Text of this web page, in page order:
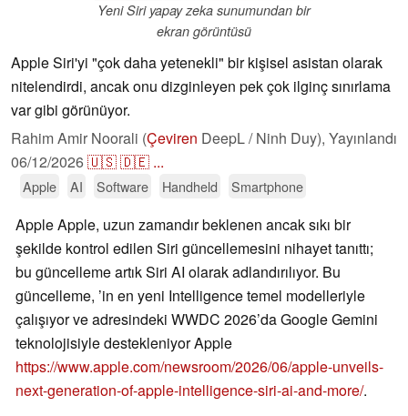
Yeni Siri yapay zeka sunumundan bir
ekran görüntüsü
Apple Siri'yi "çok daha yetenekli" bir kişisel asistan olarak
nitelendirdi, ancak onu dizginleyen pek çok ilginç sınırlama
var gibi görünüyor.
Rahim Amir Noorali (Çeviren DeepL / Ninh Duy), Yayınlandı
06/12/2026🇺🇸🇩🇪 ...
Apple AI Software Handheld Smartphone
Apple Apple, uzun zamandır beklenen ancak sıkı bir
şekilde kontrol edilen Siri güncellemesini nihayet tanıttı;
bu güncelleme artık Siri AI olarak adlandırılıyor. Bu
güncelleme, ’in en yeni Intelligence temel modelleriyle
çalışıyor ve adresindeki WWDC 2026’da Google Gemini
teknolojisiyle destekleniyor Apple
https://www.apple.com/newsroom/2026/06/apple-unveils-
next-generation-of-apple-intelligence-siri-ai-and-more/.